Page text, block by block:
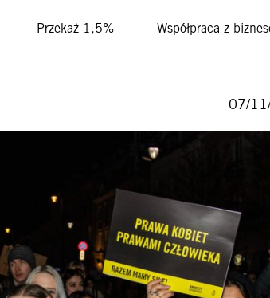
Przekaż 1,5% Współpraca z
07/